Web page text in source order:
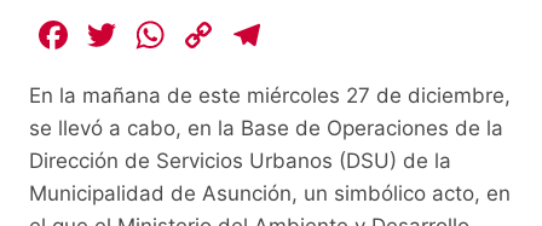
F
c
e
b
T
itt
er
W
at
s
A
C
p
y
Li
e
gr
a
En la mañana de este miércoles 27 de diciembre,
se llevó a cabo, en la Base de Operaciones de la
Dirección de Servicios Urbanos (DSU) de la
Municipalidad de Asunción, un simbólico acto, en